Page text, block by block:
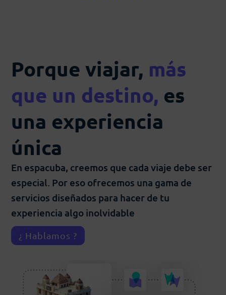
Porque viajar, más
que un destino, es
una experiencia
única
En espacuba, creemos que cada viaje debe ser
especial. Por eso ofrecemos una gama de
servicios diseñados para hacer de tu
experiencia algo inolvidable
¿ Hablamos ?